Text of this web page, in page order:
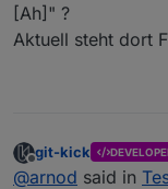
[Ah]" ?
Aktuell steht dort
Offline
git-kick
@arnod said in